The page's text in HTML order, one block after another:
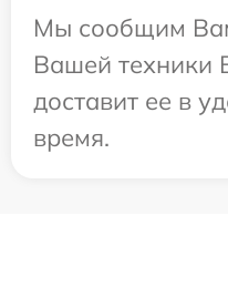
Мы сообщим
Вашей техники
доставит ее в
время.